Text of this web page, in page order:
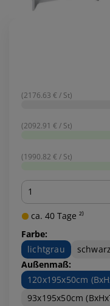
(2176.63 € / St)
(2092.91 € / St)
(1990.82 € / St)
Menge
ca. 40 Tage ²⁾
Farbe:
lichtgrau
Außenmaß:
120x195x50cm
93x195x50cm